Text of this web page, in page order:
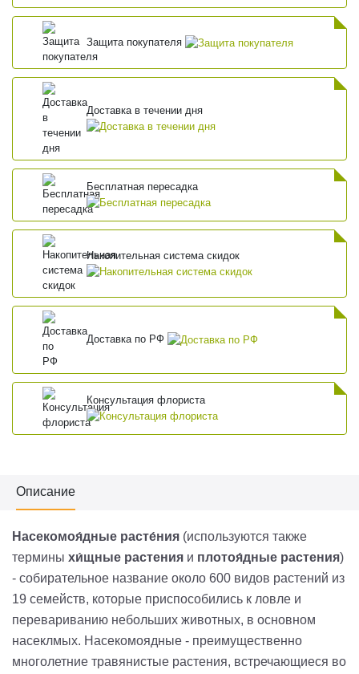
Защита покупателя
Доставка в течении дня
Бесплатная пересадка
Накопительная система скидок
Доставка по РФ
Консультация флориста
Описание
Насекомоя́дные расте́ния (используются также
термины хи́щные растения и плотоя́дные растения)
- собирательное название около 600 видов растений из
19 семейств, которые приспособились к ловле и
перевариванию небольших животных, в основном
насеклмых. Насекомоядные - преимущественно
многолетние травянистые растения, встречающиеся во